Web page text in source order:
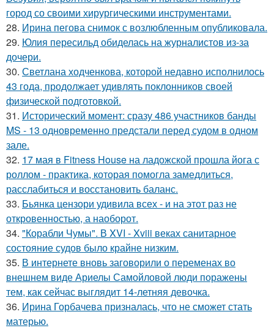
город со своими хирургическими инструментами.
28. Ирина пегова снимок с возлюбленным опубликовала.
29. Юлия пересильд обиделась на журналистов из-за
дочери.
30. Светлана ходченкова, которой недавно исполнилось
43 года, продолжает удивлять поклонников своей
физической подготовкой.
31. Исторический момент: сразу 486 участников банды
MS - 13 одновременно предстали перед судом в одном
зале.
32. 17 мая в Fitness House на ладожской прошла йога с
роллом - практика, которая помогла замедлиться,
расслабиться и восстановить баланс.
33. Бьянка цензори удивила всех - и на этот раз не
откровенностью, а наоборот.
34. "Корабли Чумы". В XVI - Xviii веках санитарное
состояние судов было крайне низким.
35. В интернете вновь заговорили о переменах во
внешнем виде Ариелы Самойловой люди поражены
тем, как сейчас выглядит 14-летняя девочка.
36. Ирина Горбачева призналась, что не сможет стать
матерью.